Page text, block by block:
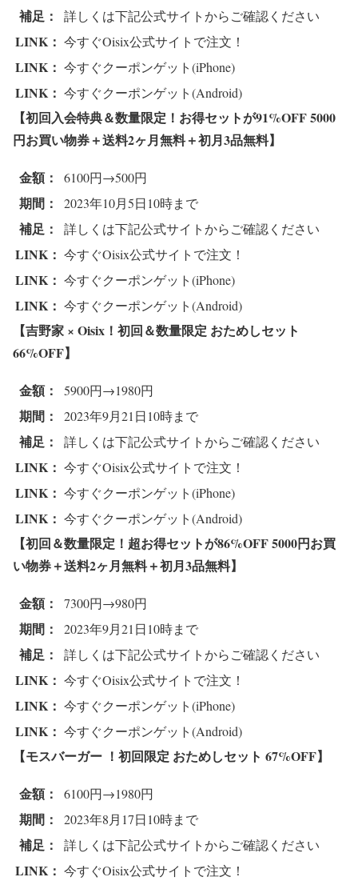
補足： 詳しくは下記公式サイトからご確認ください
LINK： 今すぐOisix公式サイトで注文！
LINK： 今すぐクーポンゲット(iPhone)
LINK： 今すぐクーポンゲット(Android)
【初回入会特典＆数量限定！お得セットが91%OFF 5000
円お買い物券＋送料2ヶ月無料＋初月3品無料】
金額： 6100円→500円
期間： 2023年10月5日10時まで
補足： 詳しくは下記公式サイトからご確認ください
LINK： 今すぐOisix公式サイトで注文！
LINK： 今すぐクーポンゲット(iPhone)
LINK： 今すぐクーポンゲット(Android)
【吉野家 × Oisix！初回＆数量限定 おためしセット
66%OFF】
金額： 5900円→1980円
期間： 2023年9月21日10時まで
補足： 詳しくは下記公式サイトからご確認ください
LINK： 今すぐOisix公式サイトで注文！
LINK： 今すぐクーポンゲット(iPhone)
LINK： 今すぐクーポンゲット(Android)
【初回＆数量限定！超お得セットが86%OFF 5000円お買
い物券＋送料2ヶ月無料＋初月3品無料】
金額： 7300円→980円
期間： 2023年9月21日10時まで
補足： 詳しくは下記公式サイトからご確認ください
LINK： 今すぐOisix公式サイトで注文！
LINK： 今すぐクーポンゲット(iPhone)
LINK： 今すぐクーポンゲット(Android)
【モスバーガー ！初回限定 おためしセット 67%OFF】
金額： 6100円→1980円
期間： 2023年8月17日10時まで
補足： 詳しくは下記公式サイトからご確認ください
LINK： 今すぐOisix公式サイトで注文！